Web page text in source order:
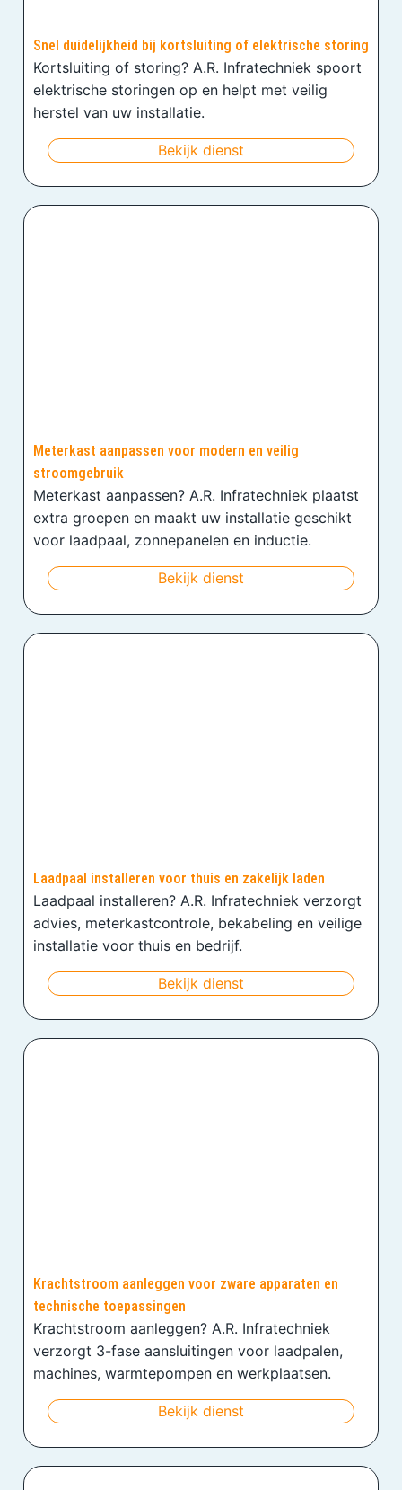
Snel duidelijkheid bij kortsluiting of elektrische storing
Kortsluiting of storing? A.R. Infratechniek spoort
elektrische storingen op en helpt met veilig
herstel van uw installatie.
Bekijk dienst
Meterkast aanpassen voor modern en veilig
stroomgebruik
Meterkast aanpassen? A.R. Infratechniek plaatst
extra groepen en maakt uw installatie geschikt
voor laadpaal, zonnepanelen en inductie.
Bekijk dienst
Laadpaal installeren voor thuis en zakelijk laden
Laadpaal installeren? A.R. Infratechniek verzorgt
advies, meterkastcontrole, bekabeling en veilige
installatie voor thuis en bedrijf.
Bekijk dienst
Krachtstroom aanleggen voor zware apparaten en
technische toepassingen
Krachtstroom aanleggen? A.R. Infratechniek
verzorgt 3-fase aansluitingen voor laadpalen,
machines, warmtepompen en werkplaatsen.
Bekijk dienst